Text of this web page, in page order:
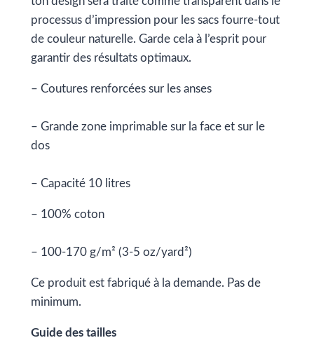
processus d’impression pour les sacs fourre-tout
de couleur naturelle. Garde cela à l’esprit pour
garantir des résultats optimaux.
– Coutures renforcées sur les anses
– Grande zone imprimable sur la face et sur le
dos
– Capacité 10 litres
– 100% coton
– 100-170 g/m² (3-5 oz/yard²)
Ce produit est fabriqué à la demande. Pas de
minimum.
Guide des tailles